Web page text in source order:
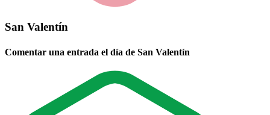
San Valentín
Comentar una entrada el día de San Valentín